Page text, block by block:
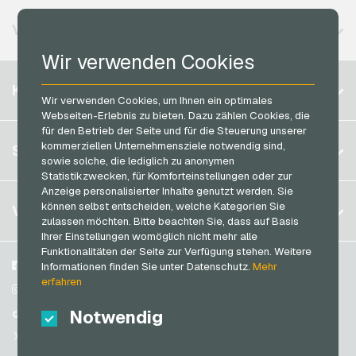
Wir verwenden Cookies
Wir verwenden Cookies, um Ihnen ein optimales
Webseiten-Erlebnis zu bieten. Dazu zählen Cookies, die
für den Betrieb der Seite und für die Steuerung unserer
kommerziellen Unternehmensziele notwendig sind,
sowie solche, die lediglich zu anonymen
Statistikzwecken, für Komforteinstellungen oder zur
Anzeige personalisierter Inhalte genutzt werden. Sie
können selbst entscheiden, welche Kategorien Sie
zulassen möchten. Bitte beachten Sie, dass auf Basis
Ihrer Einstellungen womöglich nicht mehr alle
Funktionalitäten der Seite zur Verfügung stehen. Weitere
Informationen finden Sie unter Datenschutz.Mehr
erfahren
Notwendig
Lieferando Geschenkkarten
Microsoft Geschenkkarten
Netflix Geschenkkarten
OBI Geschenkkarten
OTTO Geschenkkarten
PeterPane Geschenkkarten
Rewe Geschenkkarten
Rituals Geschenkkarten
roastmarket Geschenkkarten
Rossmann Geschenkkarten
RTL+ Geschenkkarten
Saturn Geschenkkarten
Vodafone Handyguthaben
PaysafeCard Bezahlkarten
PCS Bezahlkarten
Razer Gold Bezahlkarten
Transcash Bezahlkarten
VERFÜGBARE REGIONEN
Belgien
Brasilien
Deutschland (DE)
Deutschland (EN)
Frankreich
Italien
Niederlande
Österreich
Portugal
Schweiz (DE)
KONTO
Registrieren
Anmelden
Mein Warenkorb
SERVICE
FAQ
Zahlungsmethoden
&Widerrufsrecht
Datenschutzrichtlinien
VGO-SHOP
Über uns
Blog
Partner
Facebook
Instagram
TikTok